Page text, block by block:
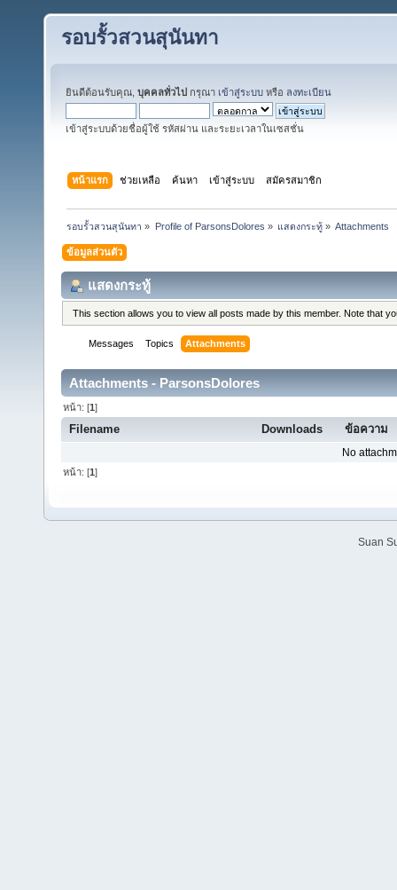
รอบรั้วสวนสุนันทา
ยินดีต้อนรับคุณ, บุคคลทั่วไป กรุณา เข้าสู่ระบบ หรือ ลงทะเบียน
เข้าสู่ระบบด้วยชื่อผู้ใช้ รหัสผ่าน และระยะเวลาในเซสชั่น
หน้าแรก ช่วยเหลือ ค้นหา เข้าสู่ระบบ สมัครสมาชิก
รอบรั้วสวนสุนันทา » Profile of ParsonsDolores » แสดงกระทู้» Attachments
ข้อมูลส่วนตัว
แสดงกระทู้
This section allows you to view all posts made by this member. Note that
Messages Topics Attachments
Attachments - ParsonsDolores
หน้า: [1]
Filename Downloads ข้อความ
No
หน้า: [1]
Suan